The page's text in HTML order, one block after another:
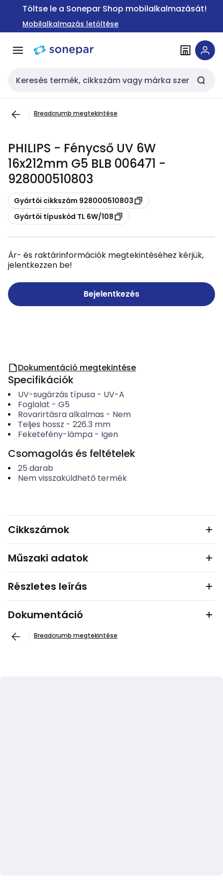
Ugrás a
Ugrás a
tartalomra
Töltse le a Sonepar Shop mobilalkalmazását!
Mobilalkalmazás letöltése
Keresési bemenet
Breadcrumb megtekintése
PHILIPS - Fénycső UV 6W
16x212mm G5 BLB 006471 -
928000510803
Másolás
Gyártói cikkszám 928000510803
Másolás
Gyártói típuskód TL 6W/108
Ár- és raktárinformációk megtekintéséhez kérjük,
jelentkezzen be!
Bejelentkezés
Dokumentáció megtekintése
Specifikációk
UV-sugárzás típusa- UV-A
Foglalat - G5
Rovarirtásra alkalmas - Nem
Teljes hossz - 226.3 mm
Feketefény-lámpa- Igen
Csomagolás és feltételek
25 darab
Nem visszaküldhető termék
Cikkszámok
Műszaki adatok
Részletes leírás
Dokumentáció
Breadcrumb megtekintése